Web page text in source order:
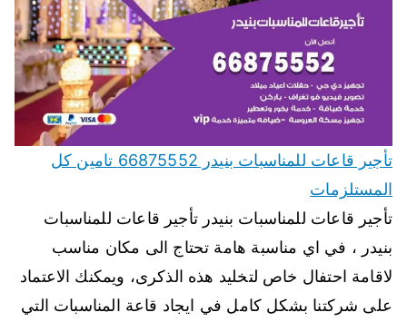
تأجير قاعات للمناسبات بنيدر 66875552 تامين كل
المستلزمات
تأجير قاعات للمناسبات بنيدر تأجير قاعات للمناسبات
بنيدر ، في اي مناسبة هامة تحتاج الى مكان مناسب
لاقامة احتفال خاص لتخليد هذه الذكرى، ويمكنك الاعتماد
على شركتنا بشكل كامل في ايجاد قاعة المناسبات التي